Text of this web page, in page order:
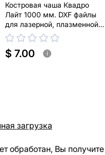
Костровая чаша Квадро
Лайт 1000 мм. DXF файлы
для лазерной, плазменной
резки
$ 7.00 i
загрузка
обработан, Вы